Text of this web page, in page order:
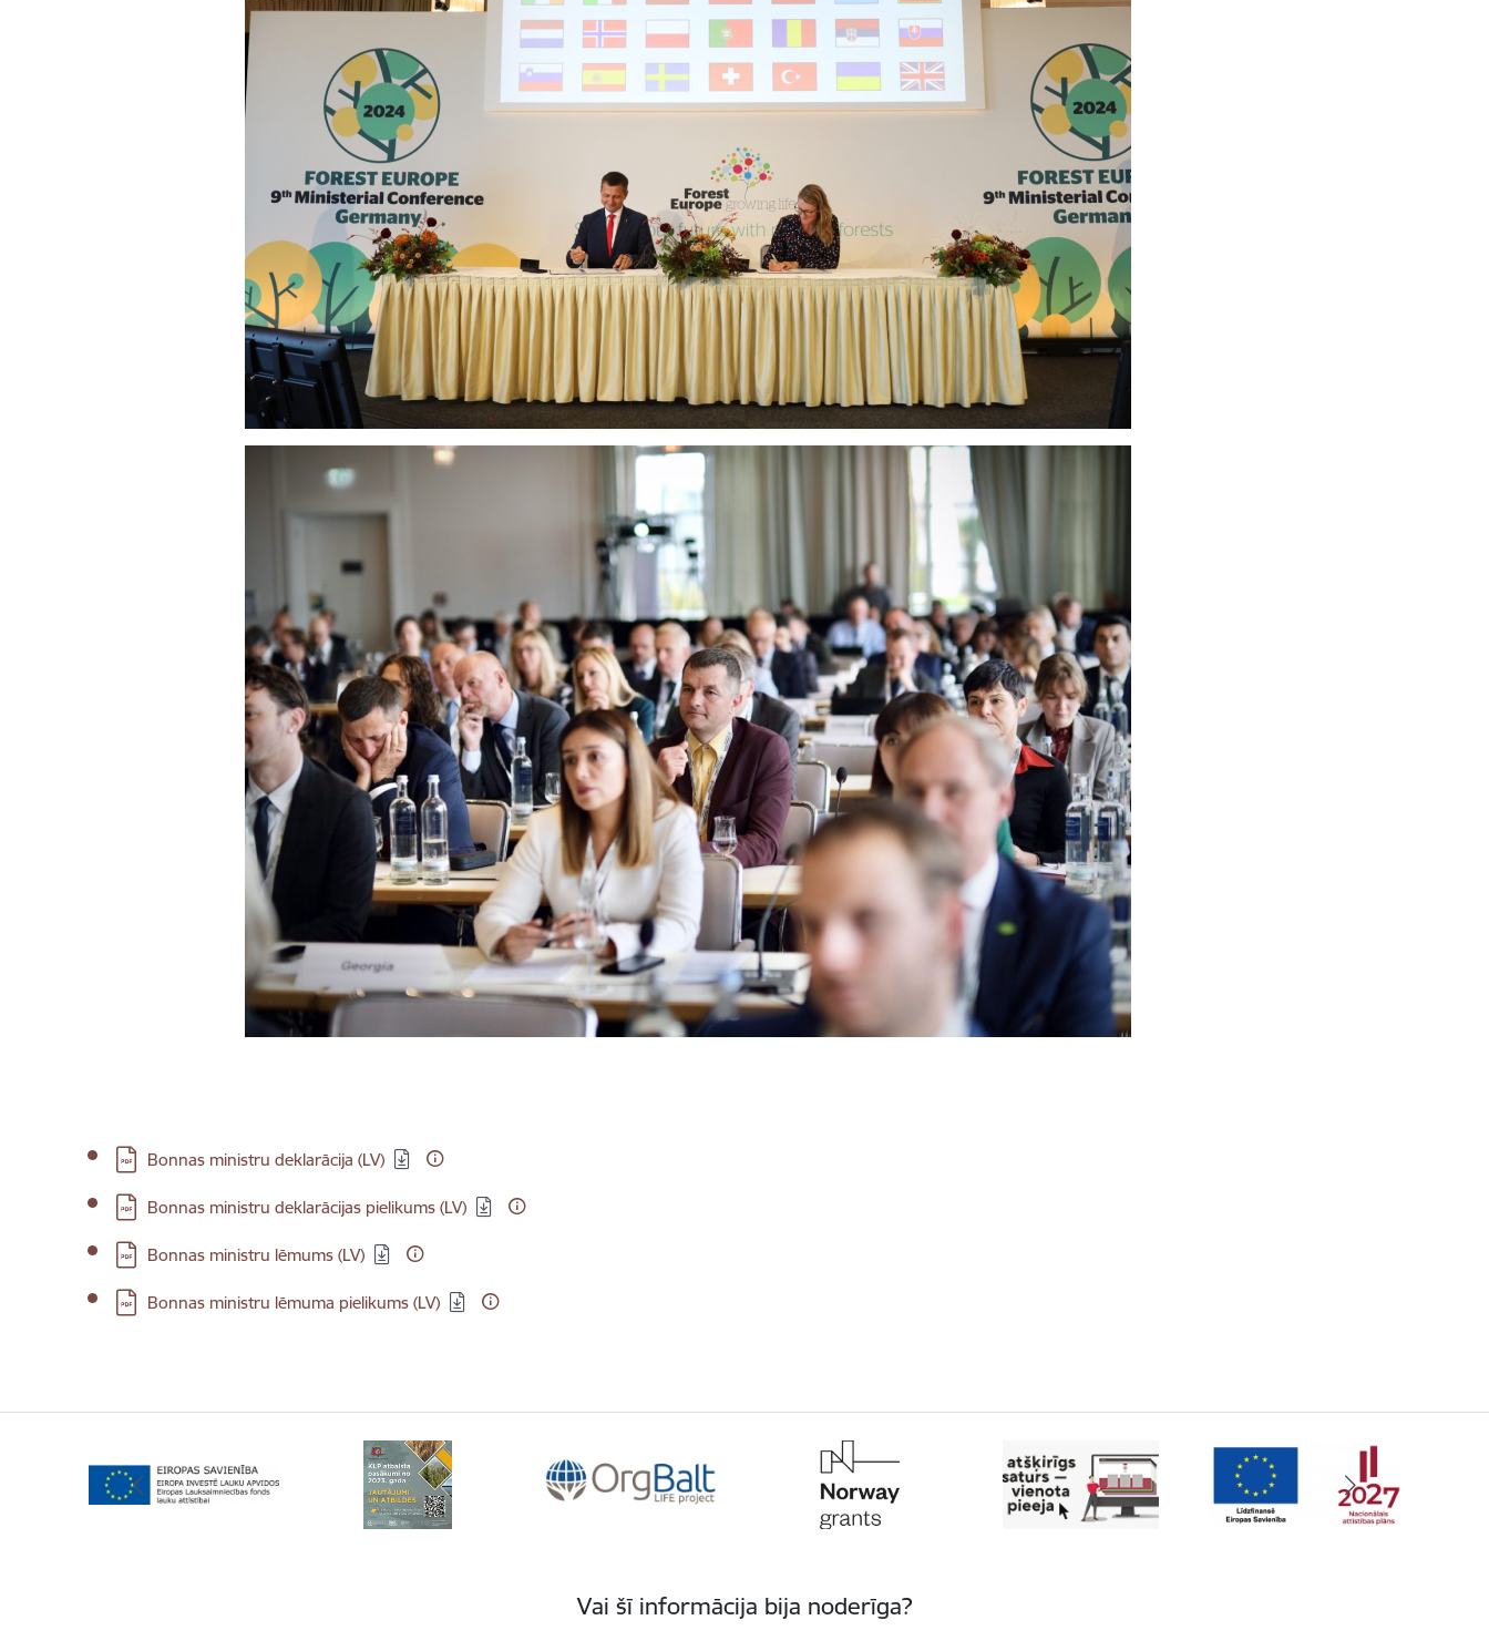
Lejupielādēt:
Bonnas ministru deklarācija (LV)
Lejupielādēt:
Bonnas ministru deklarācijas pielikums (LV)
Lejupielādēt:
Bonnas ministru lēmums (LV)
Lejupielādēt:
Bonnas ministru lēmuma pielikums (LV)
Vai šī informācija bija noderīga?